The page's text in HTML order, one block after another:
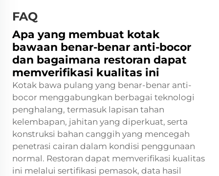
FAQ
Apa yang membuat kotak
bawaan benar-benar anti-bocor
dan bagaimana restoran dapat
memverifikasi kualitas ini
Kotak bawa pulang yang benar-benar anti-
bocor menggabungkan berbagai teknologi
penghalang, termasuk lapisan tahan
kelembapan, jahitan yang diperkuat, serta
konstruksi bahan canggih yang mencegah
penetrasi cairan dalam kondisi penggunaan
normal. Restoran dapat memverifikasi kualitas
ini melalui sertifikasi pemasok, data hasil